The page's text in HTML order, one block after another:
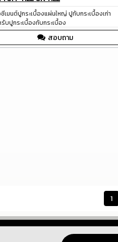
เมนต์ปูกระเบื้องแผ่นใหญ่ ปูทับกระเบื้องเก่า
บปูกระเบื้องทับกระเบื้อง
สอบถาม
1